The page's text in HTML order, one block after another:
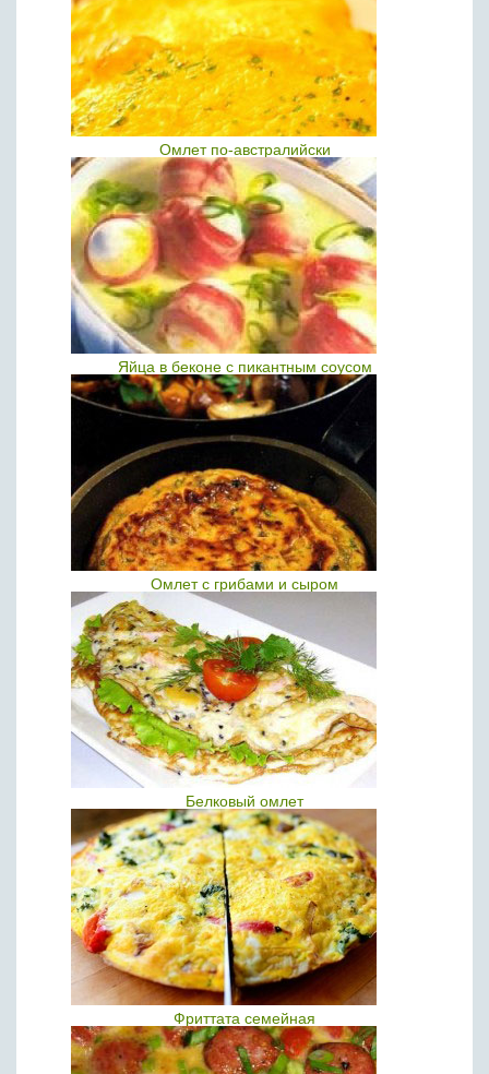
Омлет по-австралийски
Яйца в беконе с пикантным соусом
Омлет с грибами и сыром
Белковый омлет
Фриттата семейная